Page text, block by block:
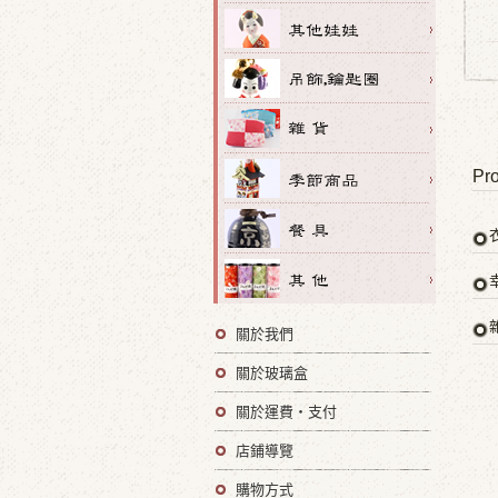
關於我們
關於玻璃盒
關於運費・支付
店鋪導覽
購物方式